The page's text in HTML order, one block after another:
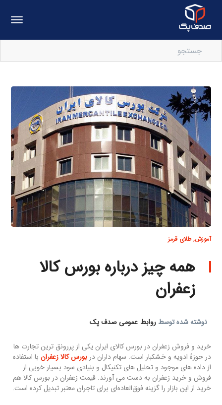
آموزش,طلای قرمز
همه چیز درباره بورس کالا
زعفران
نوشته شده توسطروابط عمومی صدف پک
خرید و فروش زعفران در بورس کالای ایران یکی از پررونق ترین تجارت ها
در حوزهٔ ادویه و خشکبار است. سهام داران دربورس کالا زعفران با استفاده
از داده های موجود و تحلیل های تکنیکال و بنیادی سود بسیار خوبی از
فروش و خرید زعفران به دست می آورند. قیمت زعفران در بورس کالا هم
خرید از این بازار را گزینه فوق‌العاده‌ای برای تاجران معتبر تبدیل کرده است.